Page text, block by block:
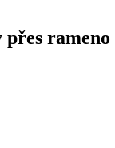
přes rameno